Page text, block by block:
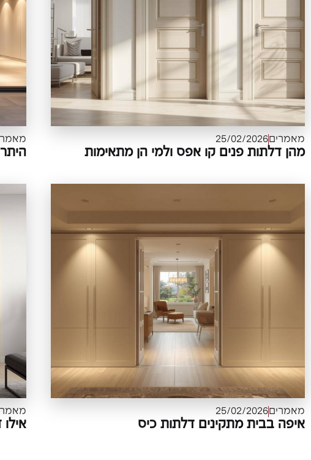
מאמרים25/02/2026
מהן דלתות פנים קו אפס ולמי הן מתאימות
מאמרים25/02/2026
איפה בבית מתקינים דלתות כיס